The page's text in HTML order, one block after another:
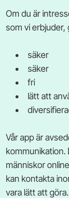
Om du är
som vi
säker
säker
fri
lätt att
Vår app är
kommunikation.
människor
kan kontakta
vara lätt att